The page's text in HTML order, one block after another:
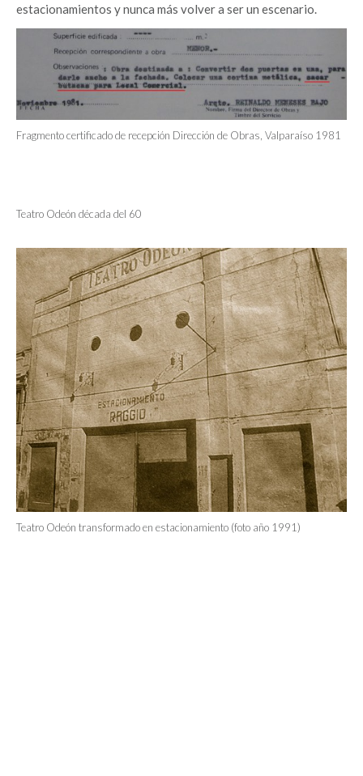
estacionamientos y nunca más volver a ser un escenario.
Fragmento certificado de recepción Dirección de Obras, Valparaíso 1981
Teatro Odeón década del 60
Teatro Odeón transformado en estacionamiento (foto año 1991)